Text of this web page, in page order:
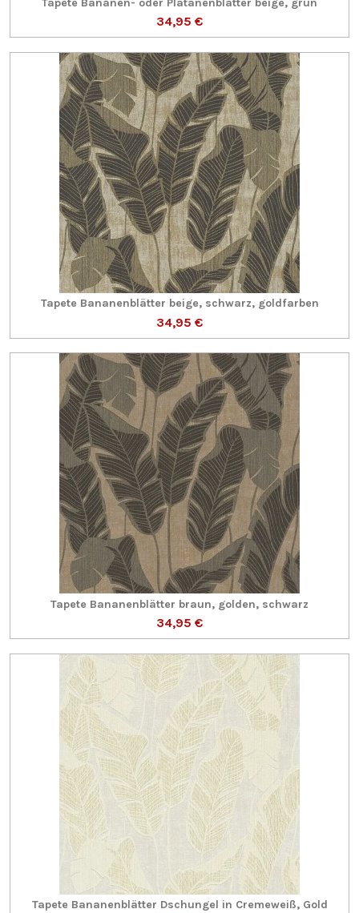
Tapete Bananen- oder Platanenblätter beige, grün
34,95 €
Tapete Bananenblätter beige, schwarz, goldfarben
34,95 €
Tapete Bananenblätter braun, golden, schwarz
34,95 €
Tapete Bananenblätter Dschungel in Cremeweiß, Gold